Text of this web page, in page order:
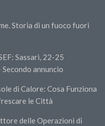
Storia di un fuoco fuori
Sassari, 22-25
annuncio
di Calore: Cosa Funziona
le Città
delle Operazioni di